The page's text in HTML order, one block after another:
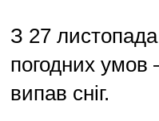
З 27 листопада
погодних умов
випав сніг.